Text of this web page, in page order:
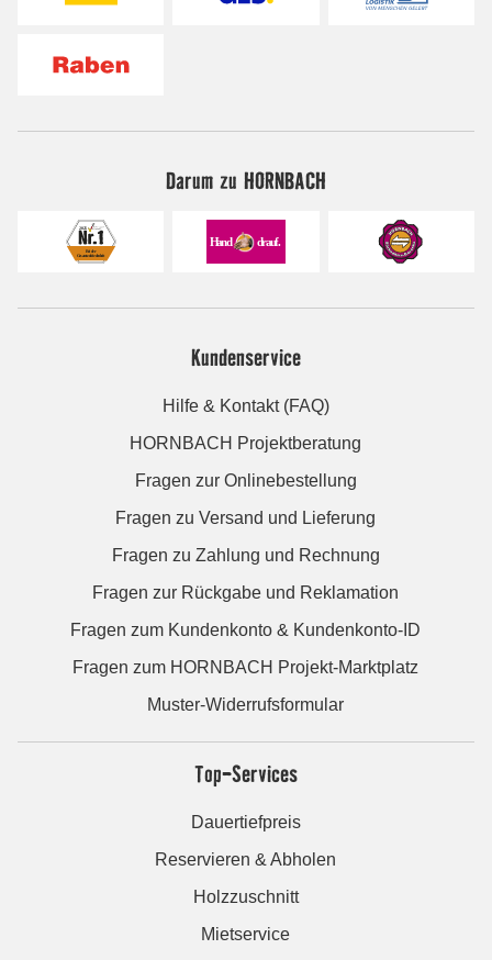
Darum zu HORNBACH
Kundenservice
Hilfe & Kontakt (FAQ)
HORNBACH Projektberatung
Fragen zur Onlinebestellung
Fragen zu Versand und Lieferung
Fragen zu Zahlung und Rechnung
Fragen zur Rückgabe und Reklamation
Fragen zum Kundenkonto & Kundenkonto-ID
Fragen zum HORNBACH Projekt-Marktplatz
Muster-Widerrufsformular
Top-Services
Dauertiefpreis
Reservieren & Abholen
Holzzuschnitt
Mietservice